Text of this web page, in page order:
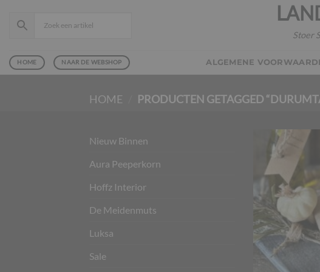
naar
Stoer
HOME NAAR DE WEBSHOP ALGEMENE
HOME PRODUCTEN GETAGGED
Nieuw Binnen
Aura Peeperkorn
Hoffz Interior
De Meidenmuts
Luksa
Sale